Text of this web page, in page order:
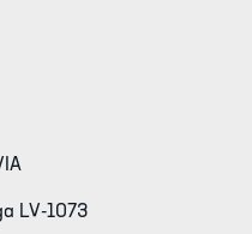
LV-1073